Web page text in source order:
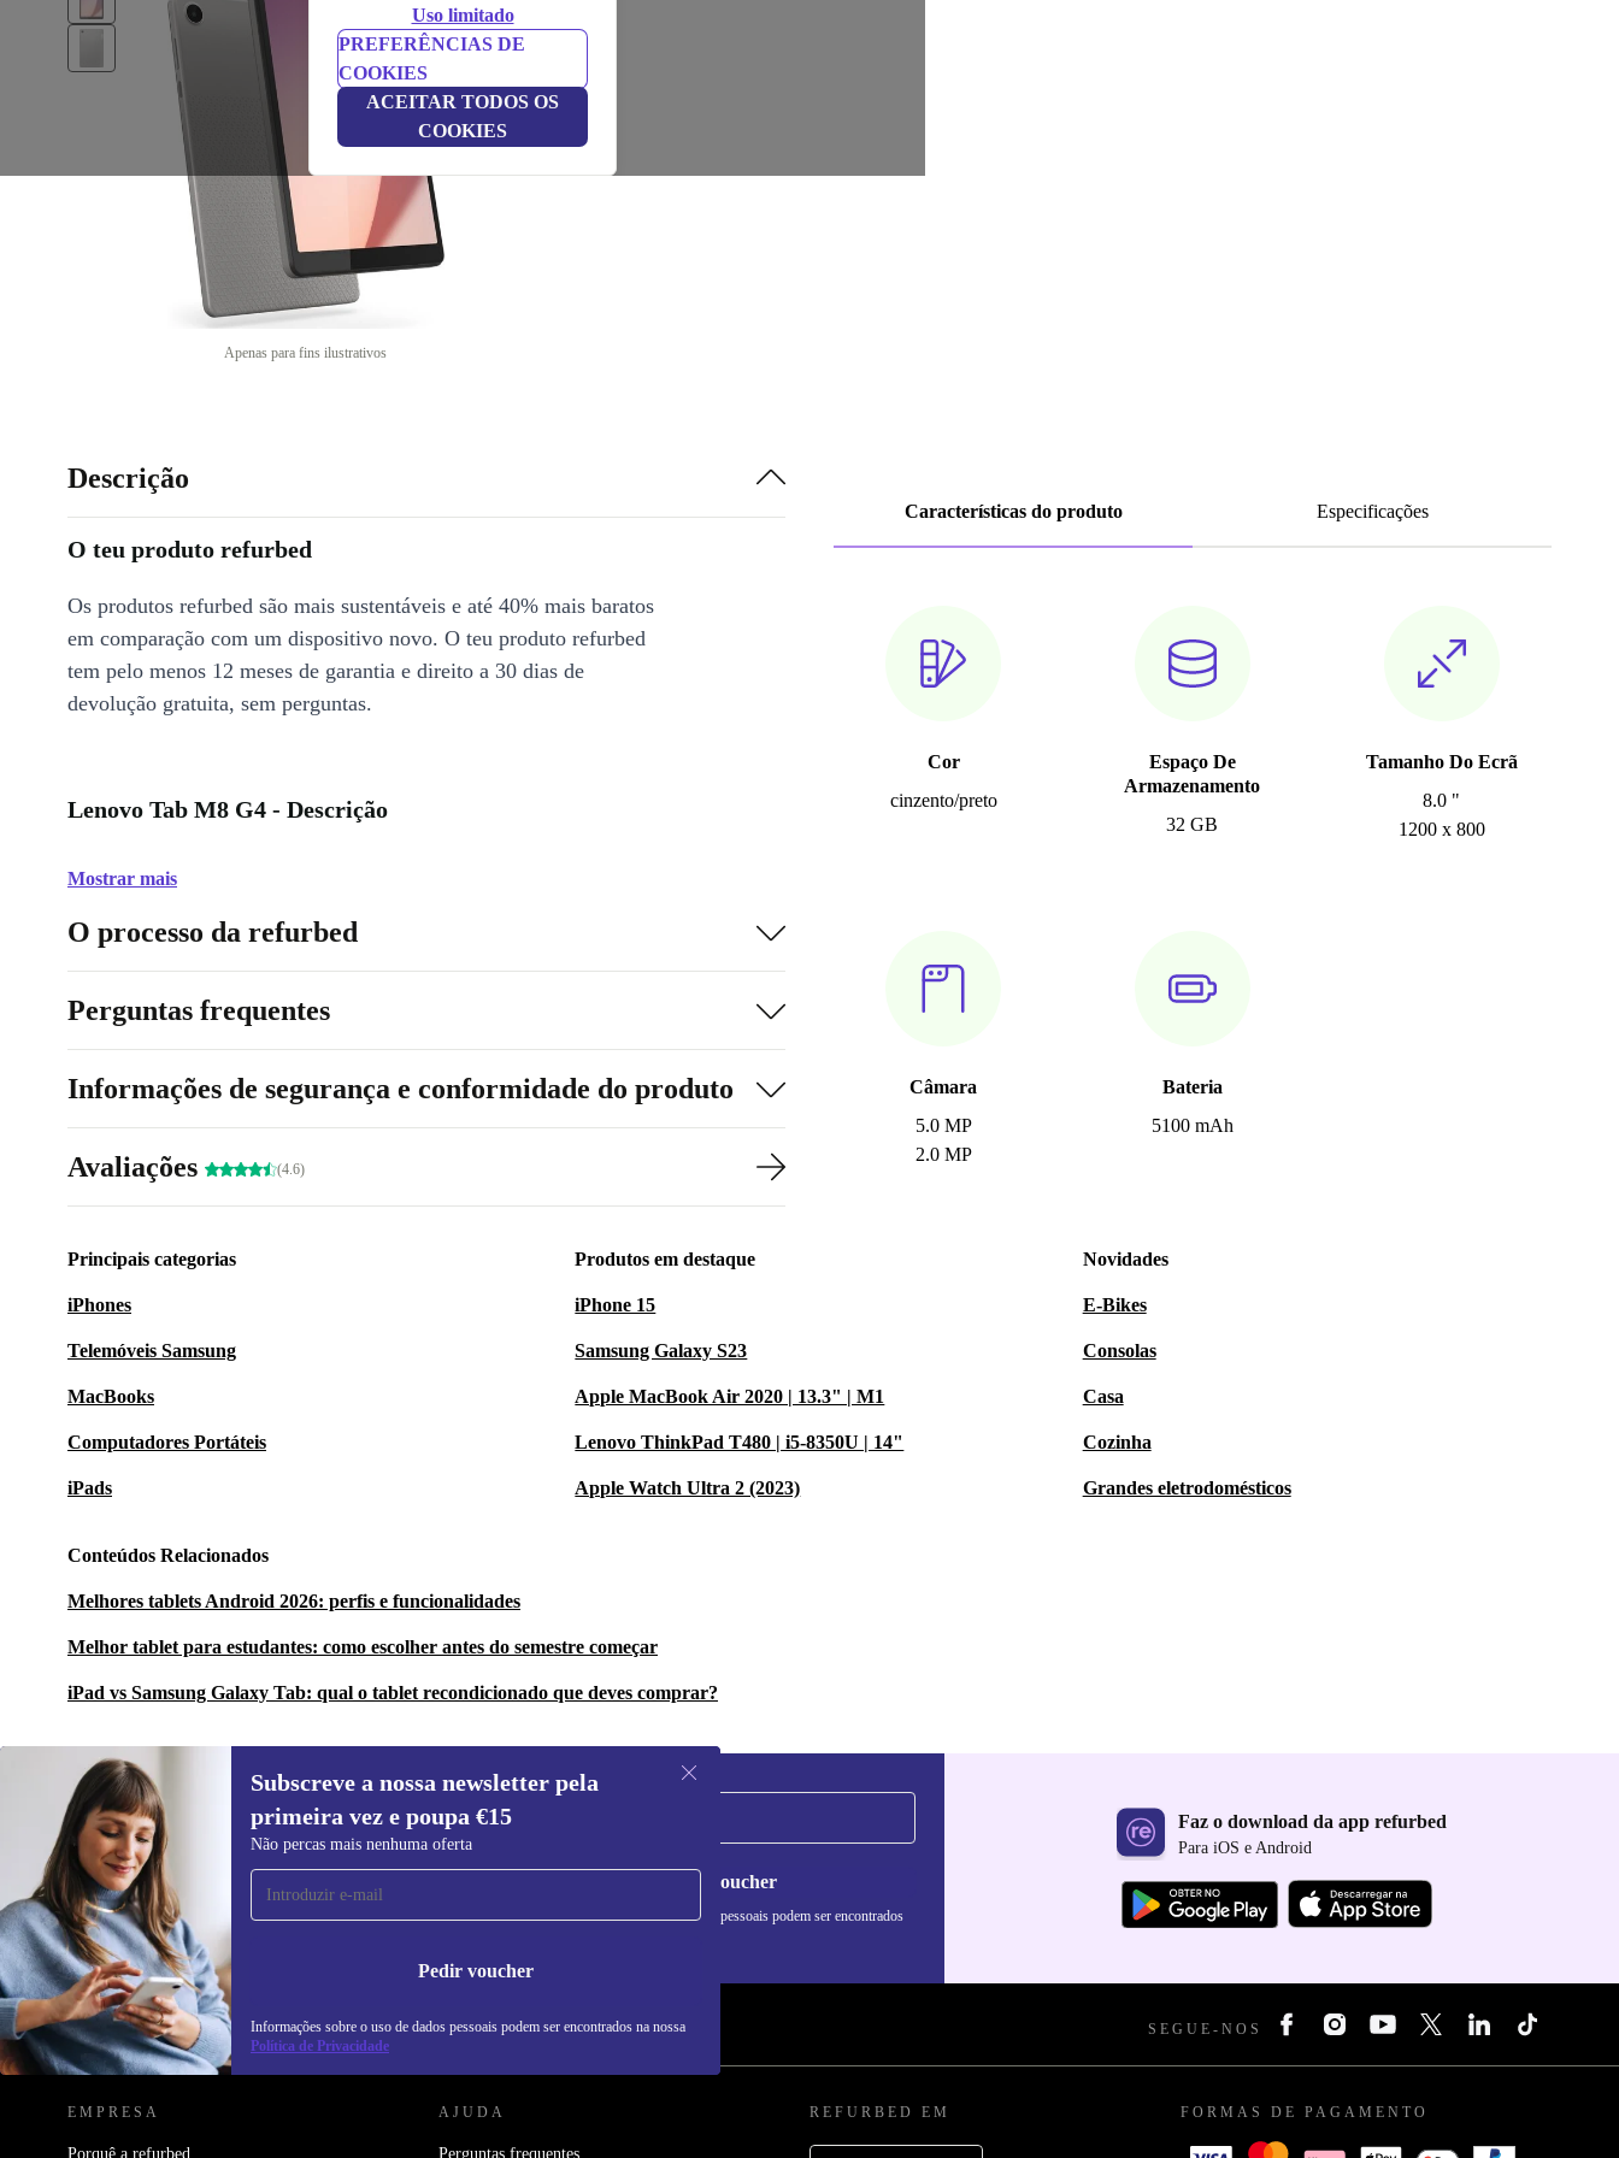
Uso limitado
PREFERÊNCIAS DE
COOKIES
ACEITAR TODOS OS
COOKIES
Apenas para fins ilustrativos
Características do produto Especificações
Cor
cinzento/preto
Espaço De
Armazenamento
32 GB
Tamanho Do Ecrã
8.0 "
1200 x 800
Câmara
5.0 MP
2.0 MP
Bateria
5100 mAh
Descrição
O teu produto refurbed
Os produtos refurbed são mais sustentáveis e até 40% mais baratos
em comparação com um dispositivo novo. O teu produto refurbed
tem pelo menos 12 meses de garantia e direito a 30 dias de
devolução gratuita, sem perguntas.
Lenovo Tab M8 G4 - Descrição
Mostrar mais
O processo da refurbed
Perguntas frequentes
Informações de segurança e conformidade do produto
Avaliações (4.6)
Principais categorias
iPhones
Telemóveis Samsung
MacBooks
Computadores Portáteis
iPads
Produtos em destaque
iPhone 15
Samsung Galaxy S23
Apple MacBook Air 2020 | 13.3" | M1
Lenovo ThinkPad T480 | i5-8350U | 14"
Apple Watch Ultra 2 (2023)
Novidades
E-Bikes
Consolas
Casa
Cozinha
Grandes eletrodomésticos
Conteúdos Relacionados
Melhores tablets Android 2026: perfis e funcionalidades
Melhor tablet para estudantes: como escolher antes do semestre começar
iPad vs Samsung Galaxy Tab: qual o tablet recondicionado que deves comprar?
Subscreve a nossa newsletter pela
primeira vez e poupa €15
Não percas mais nenhuma oferta
Pedir voucher
Informações sobre o uso de dados pessoais podem ser encontrados na nossa
Política de Privacidade
Subscreve a nossa newsletter pela
primeira vez e poupa 15€!
Não percas mais nenhuma oferta.
Pedir voucher
Informações sobre o uso de dados pessoais podem ser encontrados
Faz o download da app refurbed
Para iOS e Android
REFURBED PORTUGAL - RETHINK NEW. SEGUE-NOS
EMPRESA
Porquê a refurbed
AJUDA
Perguntas frequentes
REFURBED EM FORMAS DE PAGAMENTO